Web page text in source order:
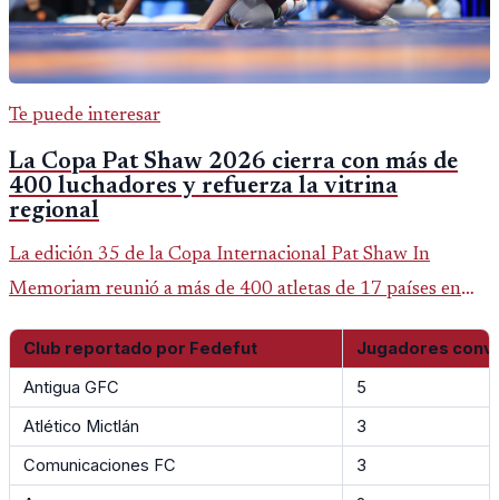
Te puede interesar
La Copa Pat Shaw 2026 cierra con más de
400 luchadores y refuerza la vitrina
regional
La edición 35 de la Copa Internacional Pat Shaw In
Memoriam reunió a más de 400 atletas de 17 países en
Guatemala y dejó una participación destacada de la
delegación nacional, según el balance oficial de CDAG.
Club reportado por Fedefut
Jugadores
Antigua GFC
5
Atlético Mictlán
3
Comunicaciones FC
3